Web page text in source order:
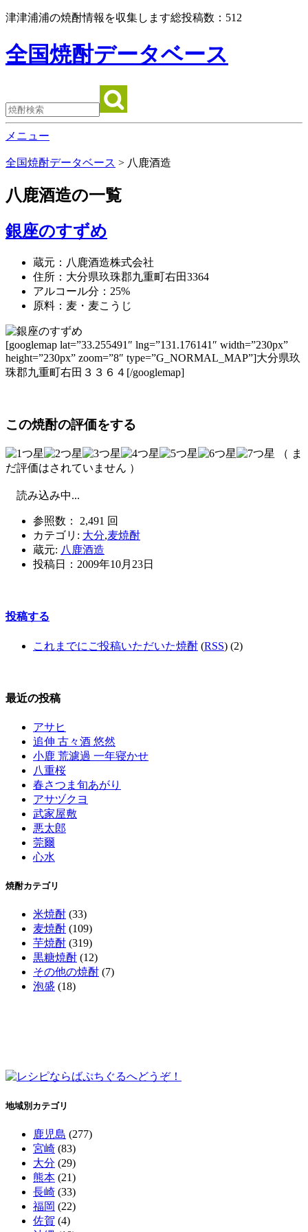
津津浦浦の焼酎情報を収集します総投稿数： 512
全国焼酎データベース
メニュー
全国焼酎データベース > 八鹿酒造
八鹿酒造の一覧
銀座のすずめ
蔵元：八鹿酒造株式会社
住所：大分県玖珠郡九重町右田3364
アルコール分：25%
原料：麦・麦こうじ
[googlemap lat=”33.255491″ lng=”131.176141″ width=”230px”
height=”230px” zoom=”8″ type=”G_NORMAL_MAP”]大分県玖
珠郡九重町右田３３６４[/googlemap]
この焼酎の評価をする
（ ま
だ評価はされていません ）
読み込み中...
参照数： 2,491 回
カテゴリ: 大分,麦焼酎
蔵元: 八鹿酒造
投稿日： 2009年10月23日
投稿する
これまでにご投稿いただいた焼酎 (RSS) (2)
最近の投稿
アサヒ
追伸 古々酒 悠然
小鹿 荒濾過 一年寝かせ
八重桜
春さつま旬あがり
アサヅクヨ
武家屋敷
悪太郎
莞爾
心水
焼酎カテゴリ
米焼酎 (33)
麦焼酎 (109)
芋焼酎 (319)
黒糖焼酎 (12)
その他の焼酎 (7)
泡盛 (18)
地域別カテゴリ
鹿児島 (277)
宮崎 (83)
大分 (29)
熊本 (21)
長崎 (33)
福岡 (22)
佐賀 (4)